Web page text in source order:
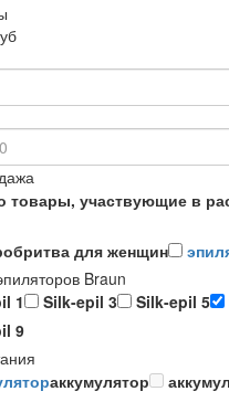
товары, участвующие в
для женщин
Braun
1
Silk-epil 3 Silk-epil 5
9
аккумулятор